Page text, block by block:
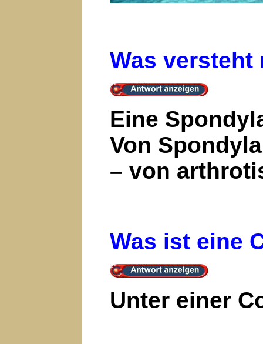
Was versteht
Eine
Von
– von
Was ist eine
Unter einer